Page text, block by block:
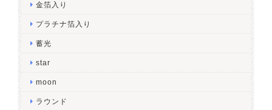
金箔入り
プラチナ箔入り
蓄光
star
moon
ラウンド